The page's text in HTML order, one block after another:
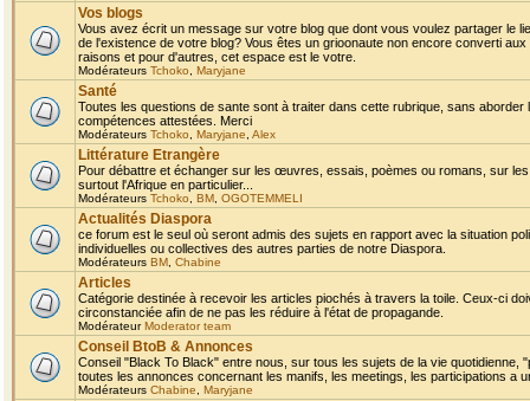
Vos blogs
Vous avez écrit un message sur votre blog que dont vous voulez partager le
de l'existence de votre blog? Vous êtes un grioonaute non encore converti
raisons et pour d'autres, cet espace est le votre.
Modérateurs Tchoko Maryjane
Santé
Toutes les questions de sante sont à traiter dans cette rubrique, sans
compétences attestées. Merci
Modérateurs Tchoko Maryjane Alex
Littérature Etrangère
Pour débattre et échanger sur les œuvres, essais, poèmes ou romans, sur
surtout l'Afrique en particulier...
Modérateurs Tchoko BM OGOTEMMELI
Actualités Diaspora
ce forum est le seul où seront admis des sujets en rapport avec la situation
individuelles ou collectives des autres parties de notre Diaspora.
Modérateurs BM Chabine
Articles
Catégorie destinée à recevoir les articles piochés à travers la toile. Ceux-ci
circonstanciée afin de ne pas les réduire à l'état de propagande.
ModérateurModerator team
Conseil BtoB & Annonces
Conseil "Black To Black" entre nous, sur tous les sujets de la vie
toutes les annonces concernant les manifs, les meetings, les participations a
Modérateurs Chabine Maryjane